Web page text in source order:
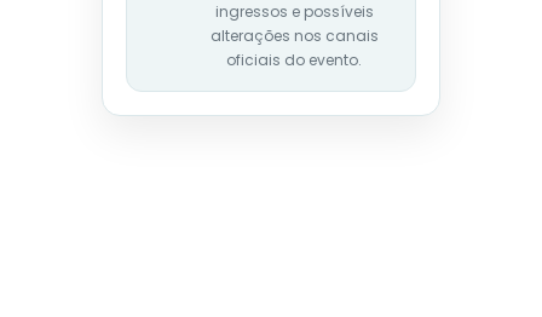
ingressos e possíveis
alterações nos canais
oficiais do evento.